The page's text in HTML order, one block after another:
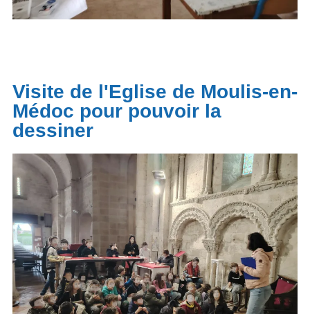
Visite de l'Eglise de Moulis-en-
Médoc pour pouvoir la
dessiner